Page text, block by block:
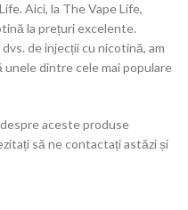
Aici, la The Vape Life,
la prețuri excelente.
de injecții cu nicotină, am
dintre cele mai populare
aceste produse
să ne contactați astăzi și